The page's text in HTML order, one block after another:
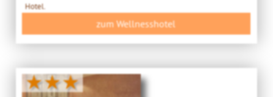
Hotel.
zum Wellnesshotel
★★★